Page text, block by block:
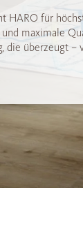
HARO für
maximale
die überzeugt –